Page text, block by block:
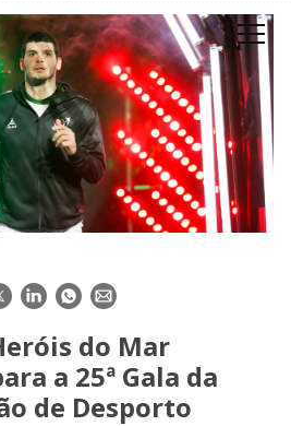
LinkedInWhatsApp
E-
do Mar
a 25ª Gala da
de Desporto